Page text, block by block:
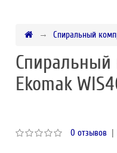
Спиральный
Спиральный
Ekomak
0 отзывов |